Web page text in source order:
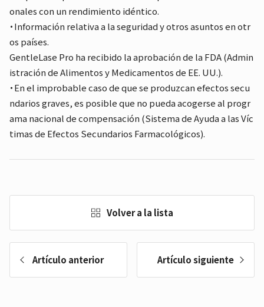
onales con un rendimiento idéntico.
・Información relativa a la seguridad y otros asuntos en otr
os países.
GentleLase Pro ha recibido la aprobación de la FDA (Admin
istración de Alimentos y Medicamentos de EE. UU.).
・En el improbable caso de que se produzcan efectos secu
ndarios graves, es posible que no pueda acogerse al progr
ama nacional de compensación (Sistema de Ayuda a las Víc
timas de Efectos Secundarios Farmacológicos).
Artículo anterior
Volver a la lista
Artículo siguiente